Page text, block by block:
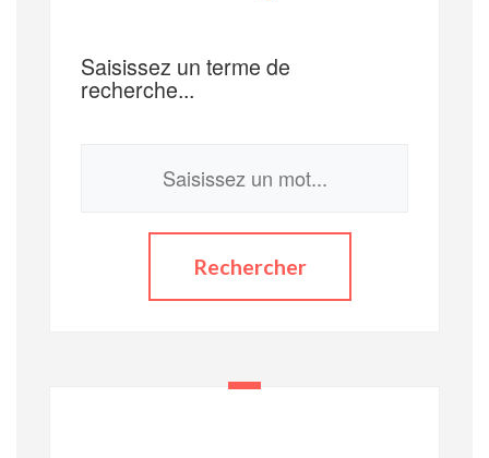
Saisissez un terme de
recherche...